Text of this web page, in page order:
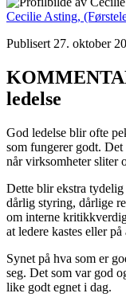
Cecilie Asting,
Publisert 27. oktober
ledelse
God ledelse blir ofte
som fungerer godt.
når virksomheter sliter
Dette blir ekstra
dårlig styring, dårlige
om interne
at ledere kastes eller
Synet på hva som er
seg. Det som var god
like godt egnet i dag.